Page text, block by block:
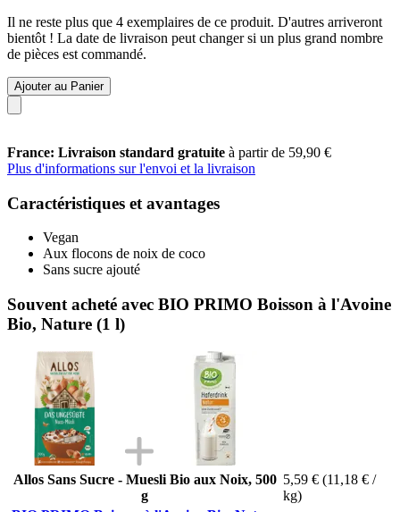
Il ne reste plus que 4 exemplaires de ce produit. D'autres arriveront
bientôt ! La date de livraison peut changer si un plus grand nombre
de pièces est commandé.
Ajouter au Panier
France: Livraison standard gratuite à partir de 59,90 €
Plus d'informations sur l'envoi et la livraison
Caractéristiques et avantages
Vegan
Aux flocons de noix de coco
Sans sucre ajouté
Souvent acheté avec BIO PRIMO Boisson à l'Avoine
Bio, Nature (1 l)
Allos Sans Sucre - Muesli Bio aux Noix, 500
g
5,59 € (11,18 € /
kg)